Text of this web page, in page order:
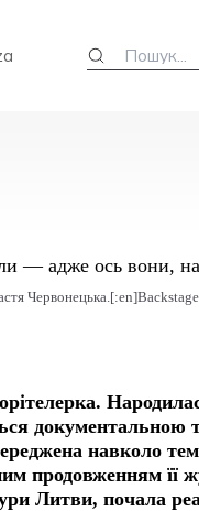
документальною
навколо
продовженням її
Литви, почала